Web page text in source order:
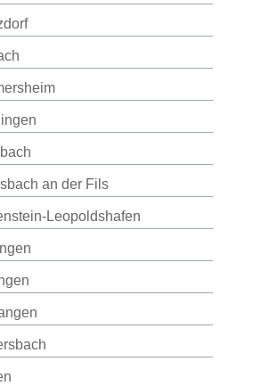
an der Fils
Leopoldshafen